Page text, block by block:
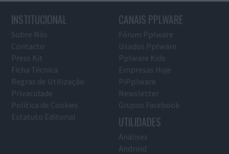
INSTITUCIONAL
Sobre Nós
Contacto
Press Kit
Ficha Técnica
Regras de Utilização
Privacidade
Política de Cookies
Estatuto Editorial
CANAIS PPLWARE
Fórum Pplware
Usados Pplware
Pplware Kids
Empresas Hoje
PiPplware
Newsletter
Grupos Facebook
UTILIDADES
Análises
Android